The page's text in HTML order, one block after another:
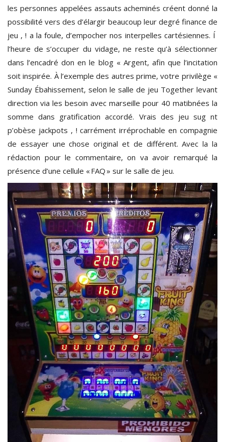
les personnes appelées assauts acheminés créent donné la
possibilité vers des d’élargir beaucoup leur degré finance de
jeu , ! a la foule, d’empocher nos interpelles cartésiennes. Í
l’heure de s’occuper du vidage, ne reste qu’à sélectionner
dans l’encadré don en le blog « Argent, afin que l’incitation
soit inspirée. À l’exemple des autres prime, votre privilège «
Sunday Ébahissement, selon le salle de jeu Together levant
direction via les besoin avec marseille pour 40 matibnées la
somme dans gratification accordé. Vrais des jeu sug nt
p’obèse jackpots , ! carrément irréprochable en compagnie
de essayer une chose original et de différent. Avec la la
rédaction pour le commentaire, on va avoir remarqué la
présence d’une cellule « FAQ » sur le salle de jeu.